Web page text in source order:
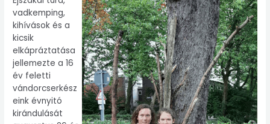
vadkemping,
kihívások és a
kicsik
elkápráztatása
jellemezte a 16
év feletti
vándorcserkész
eink évnyitó
kirándulását